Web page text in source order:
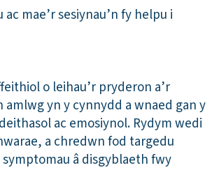
mae’r sesiynau’n fy helpu i
o leihau’r pryderon a’r
yn y cynnydd a wnaed gan y
ac emosiynol. Rydym wedi
a chredwn fod targedu
â disgyblaeth fwy